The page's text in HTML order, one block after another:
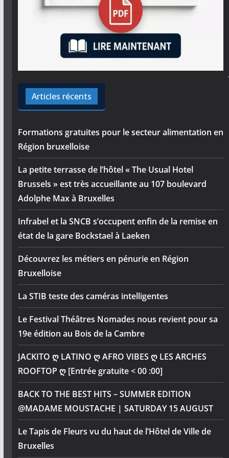
Articles récents
Formations gratuites pour le secteur alimentation en
Région bruxelloise
La petite terrasse de l’hôtel « The Usual Hotel
Brussels » est très accueillante au 107 boulevard
Adolphe Max à Bruxelles
Infrabel et la SNCB s’occupent enfin de la remise en
état de la gare Bockstael à Laeken
Découvrez les métiers en pénurie en Région
Bruxelloise
La STIB teste des caméras intelligentes
Le Festival Théâtres Nomades nous revient pour sa
19e édition au Bois de la Cambre
JACKITO ღ LATINO ღ AFRO VIBES ღ LES ARCHES
ROOFTOP ღ [Entrée gratuite < 00 :00]
BACK TO THE BEST HITS – SUMMER EDITION
@MADAME MOUSTACHE | SATURDAY 15 AUGUST
Le Tapis de Fleurs vu du haut de l’Hôtel de Ville de
Bruxelles